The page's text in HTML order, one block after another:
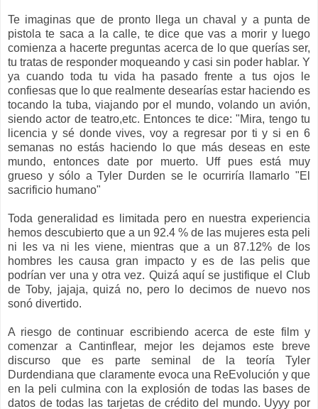
Te imaginas que de pronto llega un chaval y a punta de
pistola te saca a la calle, te dice que vas a morir y luego
comienza a hacerte preguntas acerca de lo que querías ser,
tu tratas de responder moqueando y casi sin poder hablar. Y
ya cuando toda tu vida ha pasado frente a tus ojos le
confiesas que lo que realmente desearías estar haciendo es
tocando la tuba, viajando por el mundo, volando un avión,
siendo actor de teatro,etc. Entonces te dice: "Mira, tengo tu
licencia y sé donde vives, voy a regresar por ti y si en 6
semanas no estás haciendo lo que más deseas en este
mundo, entonces date por muerto. Uff pues está muy
grueso y sólo a Tyler Durden se le ocurriría llamarlo "El
sacrificio humano"
Toda generalidad es limitada pero en nuestra experiencia
hemos descubierto que a un 92.4 % de las mujeres esta peli
ni les va ni les viene, mientras que a un 87.12% de los
hombres les causa gran impacto y es de las pelis que
podrían ver una y otra vez. Quizá aquí se justifique el Club
de Toby, jajaja, quizá no, pero lo decimos de nuevo nos
sonó divertido.
A riesgo de continuar escribiendo acerca de este film y
comenzar a Cantinflear, mejor les dejamos este breve
discurso que es parte seminal de la teoría Tyler
Durdendiana que claramente evoca una ReEvolución y que
en la peli culmina con la explosión de todas las bases de
datos de todas las tarjetas de crédito del mundo. Uyyy por